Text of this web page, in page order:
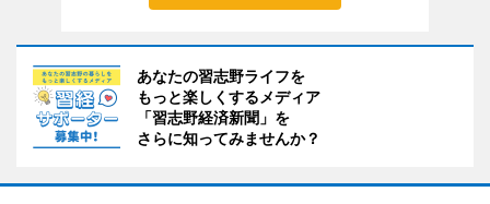
あなたの習志野ライフを
もっと楽しくするメディア
「習志野経済新聞」を
さらに知ってみませんか？